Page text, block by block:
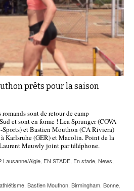
prêts pour la saison
sont de retour de camp
et sont en forme ! Lea Sprunger (COVA
Sports) et Bastien Mouthon (CA Riviera)
Karlsruhe (GER) et Macolin. Point de la
Meuwly joint par téléphone.
Lausanne/Aigle EN STADE En stade News
athlétisme Bastien Mouthon Birmingham Bonne